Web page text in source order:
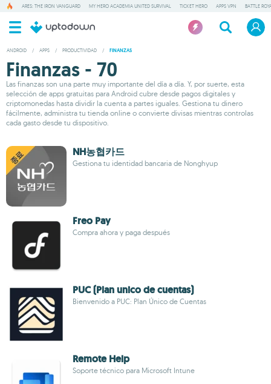
ARES: THE IRON VANGUARD MY HERO ACADEMIA UNITED SURVIVAL TICKET HERO APPS VPN BATTLE
ANDROID / APPS / PRODUCTIVIDAD / FINANZAS
Finanzas - 70
Las finanzas son una parte muy importante del día a día. Y, por suerte, esta
selección de apps gratuitas para Android cubre desde pagos digitales y
criptomonedas hasta dividir la cuenta a partes iguales. Gestiona tu dinero
fácilmente, administra tu tienda online o convierte divisas mientras controlas
cada gasto desde tu dispositivo.
NH농협카드
Gestiona tu identidad bancaria de Nonghyup
Freo Pay
Compra ahora y paga después
PUC (Plan unico de cuentas)
Bienvenido a PUC: Plan Único de Cuentas
Remote Help
Soporte técnico para Microsoft Intune